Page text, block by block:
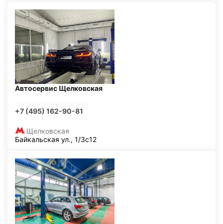
Автосервис Щелковская
+7 (495) 162-90-81
Щелковская
Байкальская ул., 1/3с12